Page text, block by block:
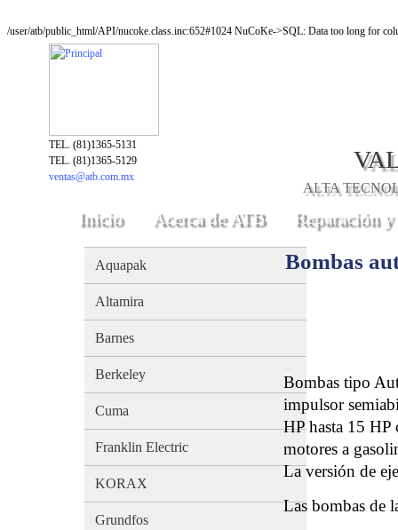
/user/atb/public_html/API/nucoke.class.inc:652#1024 NuCoKe->SQL: Data too long for
TEL. (81)1365-5131
TEL. (81)1365-5129
ventas@atb.com.mx
ALTA
Inicio Acerca de ATB Reparación
Aquapak
Altamira
Barnes
Berkeley
Cuma
Franklin Electric
KORAX
Grundfos
Bombas
Bombas tipo
impulsor
HP hasta 15
motores a
La versión de
Las bombas de